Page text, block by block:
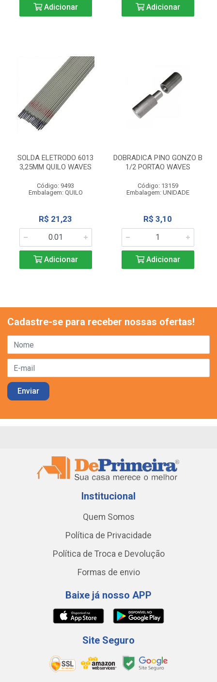
Adicionar Adicionar
SOLDA ELETRODO 6013
3,25MM QUILO WAVES
Código: 9493
Embalagem: QUILO
R$ 21,23
Adicionar
DOBRADICA PINO GONZO B
1/2 PORTAO WAVES
Código: 13159
Embalagem: UNIDADE
R$ 3,10
Adicionar
Cadastre-se para receber nossas ofertas!
Institucional
Quem Somos
Política de Privacidade
Política de Troca e Devolução
Formas de envio
Baixe já nosso APP
Site Seguro